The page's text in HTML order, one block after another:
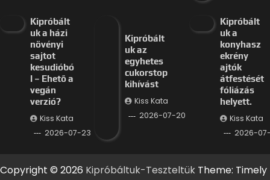
Kipróbált
uk a házi
növényi
sajtot
kesudióbó
l – Ehető a
vegán
verzió?
Kiss Kata
2026-07-23
Kipróbált
uk az
egyhetes
cukorstop
kihívást
Kiss Kata
2026-07-20
Kipróbált
uk a
konyhasz
ekrény
ajtók
átfestését
fóliázás
helyett.
Kiss Kata
2026-
Copyright © 2026 Kipróbáltuk-Teszteltük Theme: Timely